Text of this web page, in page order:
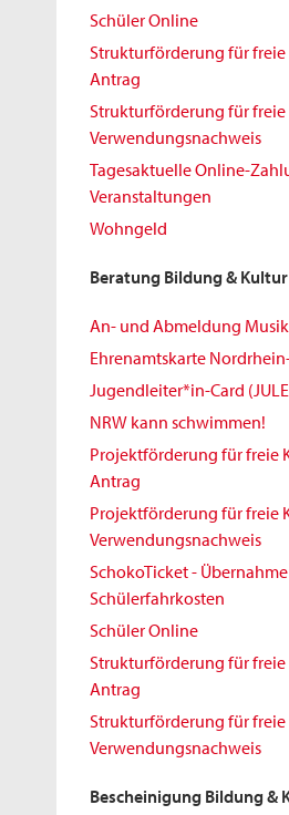
Schüler Online
Strukturförderung für
Antrag
Strukturförderung für
Verwendungsnachweis
Tagesaktuelle Online-
Veranstaltungen
Wohngeld
Beratung Bildung & Kultur
An- und Abmeldung
Ehrenamtskarte
Jugendleiter*in-Card
NRW kann schwimmen!
Projektförderung für freie
Antrag
Projektförderung für freie
Verwendungsnachweis
SchokoTicket -
Schülerfahrkosten
Schüler Online
Strukturförderung für
Antrag
Strukturförderung für
Verwendungsnachweis
Bescheinigung Bildung &